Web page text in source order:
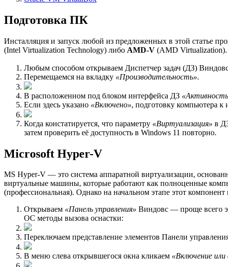
Подготовка ПК
Инсталляция и запуск любой из предложенных в этой статье
(Intel Virtualization Technology) либо AMD-V (AMD Virtualization).
Любым способом открываем Диспетчер задач (ДЗ)
Перемещаемся на вкладку «Производительность».
В расположенном под блоком интерфейса ДЗ
Если здесь указано «Включено», подготовку компьютера к
Когда констатируется, что параметру «Виртуализация» в
затем проверить её доступность в Windows 11 повторно.
Microsoft Hyper-V
MS Hyper-V — это система аппаратной виртуализации,
виртуальные машины, которые работают как полноценные
(профессиональная). Однако на начальном этапе этот
Открываем «Панель управления» Виндовс — проще всего
ОС методы вызова оснастки:
Переключаем представление элементов Панели
В меню слева открывшегося окна кликаем «Включение